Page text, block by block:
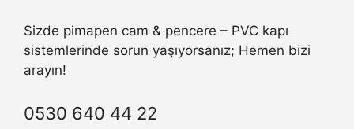
Sizde pimapen cam & pencere – PVC kapı
sistemlerinde sorun yaşıyorsanız; Hemen bizi
arayın!
0530 640 44 22